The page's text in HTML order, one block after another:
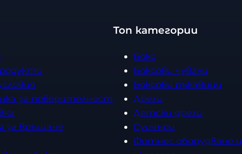
за поверителност
за връщане
Топ категории
Бокс
Боксови чували
Боксови ръкавици
Дрехи
Детски дрехи
Суичъри
Фитнес оборудване и